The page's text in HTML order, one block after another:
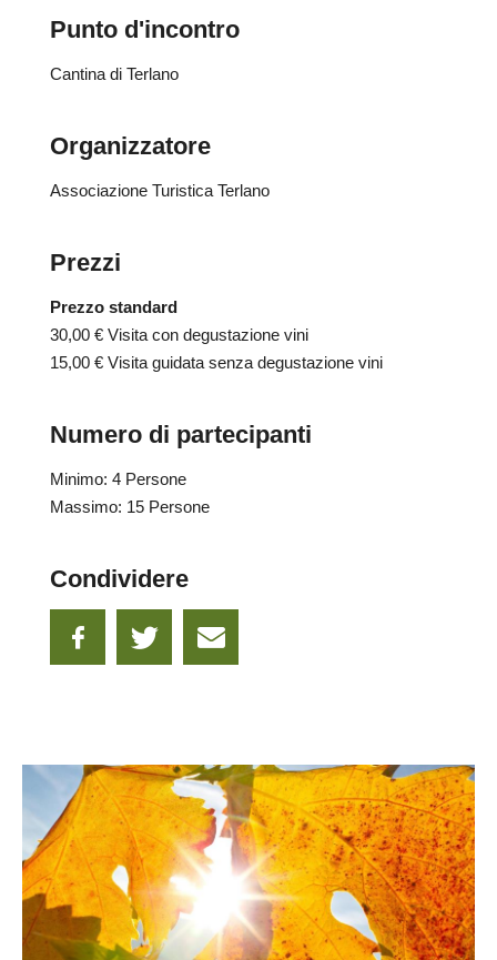
Punto d'incontro
Cantina di Terlano
Organizzatore
Associazione Turistica Terlano
Prezzi
Prezzo standard
30,00 € Visita con degustazione vini
15,00 € Visita guidata senza degustazione vini
Numero di partecipanti
Minimo: 4 Persone
Massimo: 15 Persone
Condividere